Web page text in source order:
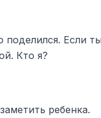
Если
Кто я?
ребенка.